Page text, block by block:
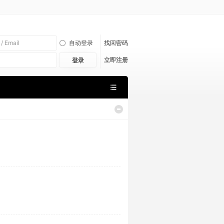
自动登录 找回密码
登录 立即注册